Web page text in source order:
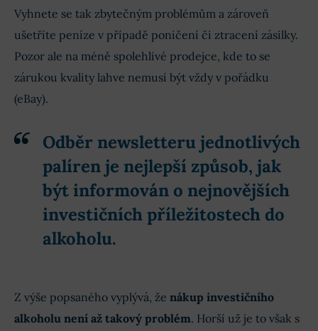
Vyhnete se tak zbytečným problémům a zároveň
ušetříte peníze v případě poničení či ztracení zásilky.
Pozor ale na méně spolehlivé prodejce, kde to se
zárukou kvality lahve nemusí být vždy v pořádku
(eBay).
Odběr newsletteru jednotlivých
palírenje nejlepší způsob, jak
být informován o nejnovějších
investičních příležitostech do
alkoholu.
Z výše popsaného vyplývá, že nákup investičního
alkoholu není až takový problém. Horší už je to však s